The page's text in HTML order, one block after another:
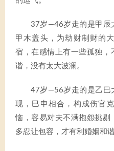
37岁—46岁走的是甲辰
甲木盖头，为劫财制财的
宿，在感情上有一些孤独，
谐，没有太大波澜。
47岁—56岁走的是乙巳
现，巳申相合，构成伤官
恼，容易对夫不满抱怨挑剔
多忍让包容，才有利婚姻和谐